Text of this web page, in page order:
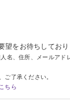
をお待ちしており
名、住所、メールアド
了承ください。
ちら